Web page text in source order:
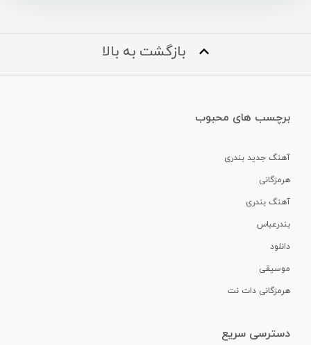
بازگشت به بالا
برچسب های محبوب
آهنگ جدید بندری
هرمزگانی
آهنگ بندری
بندرعباس
دانلود
موسیقی
هرمزگانی دات نت
دسترسی سریع